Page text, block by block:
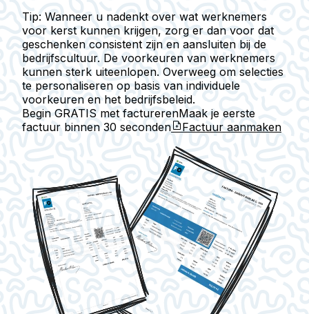
Tip: Wanneer u nadenkt over wat werknemers
voor kerst kunnen krijgen, zorg er dan voor dat
geschenken consistent zijn en aansluiten bij de
bedrijfscultuur. De voorkeuren van werknemers
kunnen sterk uiteenlopen. Overweeg om selecties
te personaliseren op basis van individuele
voorkeuren en het bedrijfsbeleid.
Begin GRATIS met facturerenMaak je eerste
factuur binnen 30 seconden Factuur aanmaken